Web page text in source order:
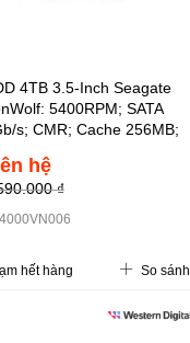
4TB 3.5-Inch Seagate
5400RPM; SATA
s; CMR; Cache 256MB;
hệ
₫
hết hàng So sánh